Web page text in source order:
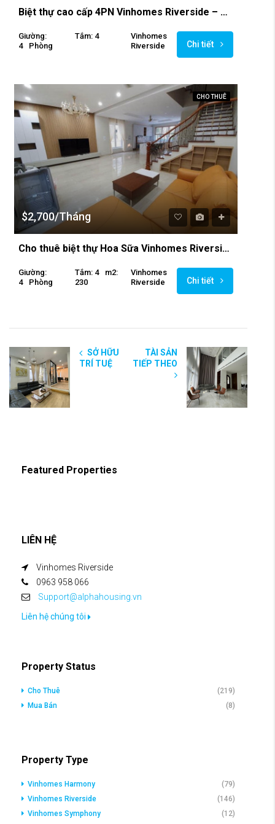
Biệt thự cao cấp 4PN Vinhomes Riverside – Anh Đào cho thuê
Giường:
4
Phòng
Tắm: 4
Vinhomes
Riverside
Chi tiết
CHO THUÊ
$2,700/Tháng
Cho thuê biệt thự Hoa Sữa Vinhomes Riverside
Giường:
4
Phòng
Tắm: 4
M2:
230
Vinhomes
Riverside
Chi tiết
SỞ HỮU
TRÍ TUỆ
TÀI SẢN
TIẾP THEO
Featured Properties
LIÊN HỆ
Vinhomes Riverside
0963 958 066
Support@alphahousing.vn
Liên hệ chúng tôi
Property Status
Cho Thuê
(219)
Mua Bán
(8)
Property Type
Vinhomes Harmony
(79)
Vinhomes Riverside
(146)
Vinhomes Symphony
(12)